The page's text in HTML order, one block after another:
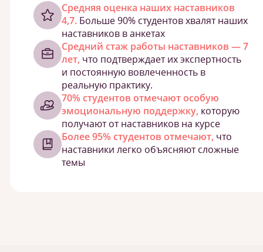
Cредняя оценка наших наставников
4,7. Больше 90% студентов хвалят наших
наставников в анкетах
Средний стаж работы наставников — 7
лет, что подтверждает их экспертность
и постоянную вовлеченность в
реальную практику.
70% студентов отмечают особую
эмоциональную поддержку, которую
получают от наставников на курсе
Более 95% студентов отмечают, что
наставники легко объясняют сложные
темы